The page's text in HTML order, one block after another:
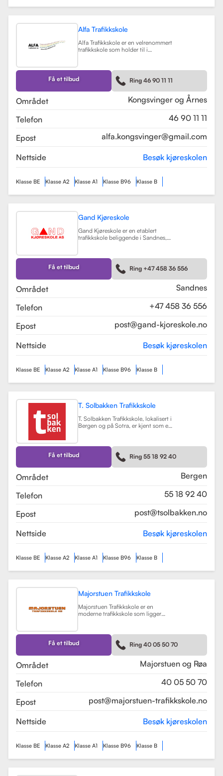
Alfa Trafikkskole
Alfa Trafikkskole er en velrenommert
trafikkskole som holder til i
kjøreopplæringen. Skolen tilbyr et
bredt spekter av tjenester, inkludert
opplæring for førerkort klasse B,
både med manuelt og automatgir.
Få et tilbud Ring 46 90 11 11
Området
Kongsvinger og Årnes
Telefon
46 90 11 11
Epost
alfa.kongsvinger@gmail.com
Nettside Besøk kjøreskolen
Klasse BE Klasse A2 Klasse A1 Klasse B96 Klasse B
Gand Kjøreskole
Gand Kjøreskole er en etablert
trafikkskole beliggende i Sandnes,
kjøretøyklasser. Skolen har
spesialisert seg på opplæring for
personbiler, både med manuell og
automatgir, samt motorsykler (klasse
Få et tilbud Ring +47 458 36 556
Området
Sandnes
Telefon
+47 458 36 556
Epost
post@gand-kjoreskole.no
Nettside Besøk kjøreskolen
Klasse BE Klasse A2 Klasse A1 Klasse B96 Klasse B
T. Solbakken Trafikkskole
T. Solbakken Trafikkskole, lokalisert i
Bergen og på Sotra, er kjent som en
Skolen tilbyr et bredt spekter av
førerkortklasser, inkludert klasse B
for personbil, klasse A, A1, og A2 for
motorsykler, samt klasse BE og B96
Få et tilbud Ring 55 18 92 40
Området
Bergen
Telefon
55 18 92 40
Epost
post@tsolbakken.no
Nettside Besøk kjøreskolen
Klasse BE Klasse A2 Klasse A1 Klasse B96 Klasse B
Majorstuen Trafikkskole
Majorstuen Trafikkskole er en
moderne trafikkskole som ligger
etablert i 2015 og har raskt blitt
kjent for sin høye kvalitet på
opplæring. Alle instruktørene er
pedagogisk utdannet fra Nord
Universitet og Met Universitet, noe
som sikrer en profesjonell og trygg
Få et tilbud Ring 40 05 50 70
Området
Majorstuen og Røa
Telefon
40 05 50 70
Epost
post@majorstuen-trafikkskole.no
Nettside Besøk kjøreskolen
Klasse BE Klasse A2 Klasse A1 Klasse B96 Klasse B